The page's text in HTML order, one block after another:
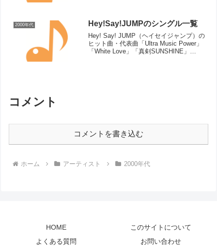
2000年代 Hey!Say!JUMPのシングル一覧
Hey! Say! JUMP（ヘイセイジャンプ）の
ヒット曲・代表曲「Ultra Music Power」
「White Love」「真剣SUNSHINE」
コメント
コメントを書き込む
ホーム アーティスト 2000年代
HOME
このサイトについて
よくある質問
お問い合わせ